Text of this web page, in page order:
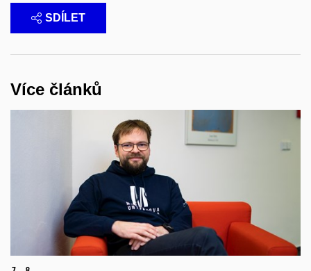
SDÍLET
Více článků